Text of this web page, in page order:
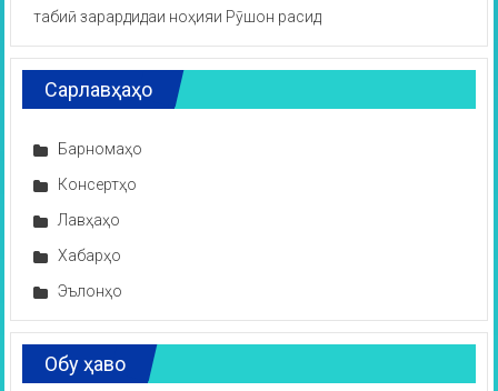
табиӣ зарардидаи ноҳияи Рӯшон расид
Сарлавҳаҳо
Барномаҳо
Консертҳо
Лавҳаҳо
Хабарҳо
Эълонҳо
Обу ҳаво